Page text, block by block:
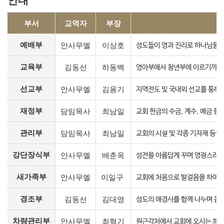
부서 교역자
부장
예배부
안사무엘 이상호 성도들이 영과 진리로 하나님을
교육부 김동선 하동백 영아부에서 청년부에 이르기까
선교부 안사무엘 김용기 지역전도 및 국내외 선교를 통해
재정부 담임목사 최남일 교회 헌금의 수금, 계수, 예금 등
관리부 담임목사 최남일 교회의 시설 및 각종 기자재 등
강단장식부 안사무엘 배춘옥 성전을 아름답게 꾸며 영광스러
새가족부 안사무엘 이일구 교회에 처음으로 발걸음을 하여
경조부 김동선 김대영 성도의 애경사를 함께 나누며 돕
차량관리부 안사무엘 최혁기 원근각처에서 교회에 오시는 분